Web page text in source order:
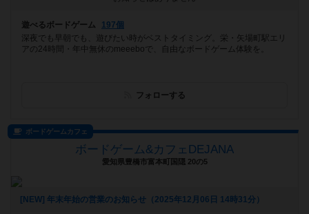
遊べるボードゲーム
197個
深夜でも早朝でも、遊びたい時がベストタイミング。栄・矢場町駅エリ
アの24時間・年中無休のmeeeboで、自由なボードゲーム体験を。
フォローする
ボードゲームカフェ
ボードゲーム&カフェDEJANA
愛知県豊橋市富本町国隠 20の5
[NEW] 年末年始の営業のお知らせ（2025年12月06日 14時31分）